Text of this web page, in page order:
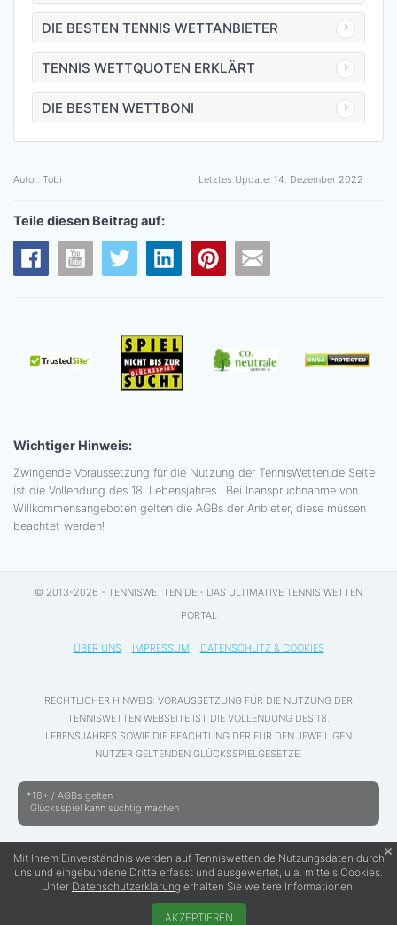
DIE BESTEN TENNIS WETTANBIETER
TENNIS WETTQUOTEN ERKLÄRT
DIE BESTEN WETTBONI
Autor: Tobi Letztes Update: 14. Dezember 2022
Teile diesen Beitrag auf:
Wichtiger Hinweis:
Zwingende Voraussetzung für die Nutzung der TennisWetten.de Seite
ist die Vollendung des 18. Lebensjahres. Bei Inanspruchnahme von
Willkommensangeboten gelten die AGBs der Anbieter, diese müssen
beachtet werden!
*18+ / AGBs gelten
Glücksspiel kann süchtig machen
© 2013-2026 - TENNISWETTEN.DE - DAS ULTIMATIVE TENNIS WETTEN
PORTAL
ÜBER UNS IMPRESSUM DATENSCHUTZ & COOKIES
RECHTLICHER HINWEIS: VORAUSSETZUNG FÜR DIE NUTZUNG DER
TENNISWETTEN WEBSEITE IST DIE VOLLENDUNG DES 18.
LEBENSJAHRES SOWIE DIE BEACHTUNG DER FÜR DEN JEWEILIGEN
NUTZER GELTENDEN GLÜCKSSPIELGESETZE.
Mit Ihrem Einverständnis werden auf Tenniswetten.de Nutzungsdaten durch
uns und eingebundene Dritte erfasst und ausgewertet, u.a. mittels Cookies.
Unter Datenschutzerklärung erhalten Sie weitere Informationen.
AKZEPTIEREN